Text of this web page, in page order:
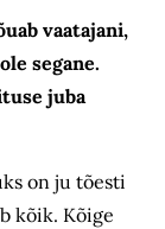
vaatajani,
segane.
juba
on ju tõesti
kõik. Kõige